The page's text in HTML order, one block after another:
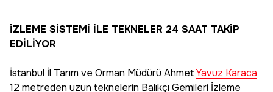
İZLEME SİSTEMİ İLE TEKNELER 24 SAAT TAKİP
EDİLİYOR
İstanbul İl Tarım ve Orman Müdürü AhmetYavuz Karaca
12 metreden uzun teknelerin Balıkçı Gemileri İzleme